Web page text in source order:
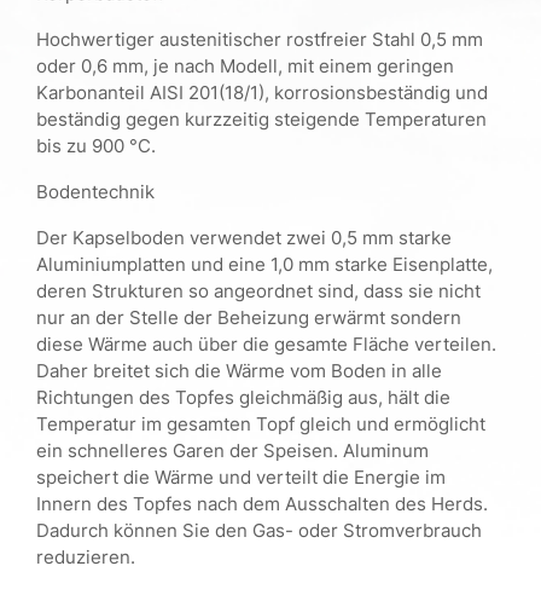
Hochwertiger austenitischer rostfreier Stahl 0,5 mm
oder 0,6 mm, je nach Modell, mit einem geringen
Karbonanteil AISI 201(18/1), korrosionsbeständig und
beständig gegen kurzzeitig steigende Temperaturen
bis zu 900 °C.
Bodentechnik
Der Kapselboden verwendet zwei 0,5 mm starke
Aluminiumplatten und eine 1,0 mm starke Eisenplatte,
deren Strukturen so angeordnet sind, dass sie nicht
nur an der Stelle der Beheizung erwärmt sondern
diese Wärme auch über die gesamte Fläche verteilen.
Daher breitet sich die Wärme vom Boden in alle
Richtungen des Topfes gleichmäßig aus, hält die
Temperatur im gesamten Topf gleich und ermöglicht
ein schnelleres Garen der Speisen. Aluminum
speichert die Wärme und verteilt die Energie im
Innern des Topfes nach dem Ausschalten des Herds.
Dadurch können Sie den Gas- oder Stromverbrauch
reduzieren.